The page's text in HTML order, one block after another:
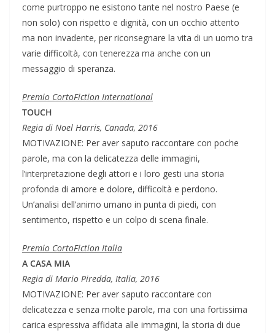
come purtroppo ne esistono tante nel nostro Paese (e
non solo) con rispetto e dignità, con un occhio attento
ma non invadente, per riconsegnare la vita di un uomo tra
varie difficoltà, con tenerezza ma anche con un
messaggio di speranza.
Premio CortoFiction International
TOUCH
Regia di Noel Harris, Canada, 2016
MOTIVAZIONE: Per aver saputo raccontare con poche
parole, ma con la delicatezza delle immagini,
l’interpretazione degli attori e i loro gesti una storia
profonda di amore e dolore, difficoltà e perdono.
Un’analisi dell’animo umano in punta di piedi, con
sentimento, rispetto e un colpo di scena finale.
Premio CortoFiction Italia
A CASA MIA
Regia di Mario Piredda, Italia, 2016
MOTIVAZIONE: Per aver saputo raccontare con
delicatezza e senza molte parole, ma con una fortissima
carica espressiva affidata alle immagini, la storia di due